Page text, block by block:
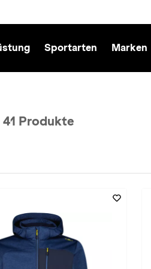
Sportarten Marken
41 Produkte
entfernen